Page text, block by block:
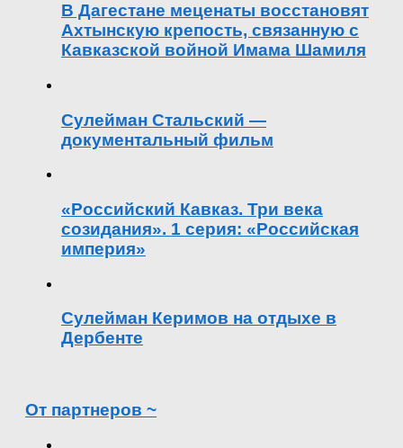
В Дагестане меценаты восстановят
Ахтынскую крепость, связанную с
Кавказской войной Имама Шамиля
Сулейман Стальский —
документальный фильм
«Российский Кавказ. Три века
созидания». 1 серия: «Российская
империя»
Сулейман Керимов на отдыхе в
Дербенте
От партнеров ~